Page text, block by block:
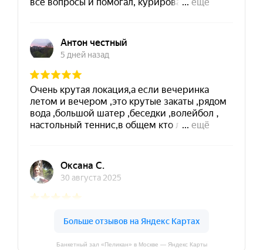
Банкетный зал «Пеликан» в Москве — Яндекс Карты